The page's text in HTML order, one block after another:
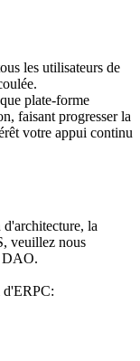
les utilisateurs de
plate-forme
faisant progresser la
votre appui continu
la
veuillez nous
DAO.